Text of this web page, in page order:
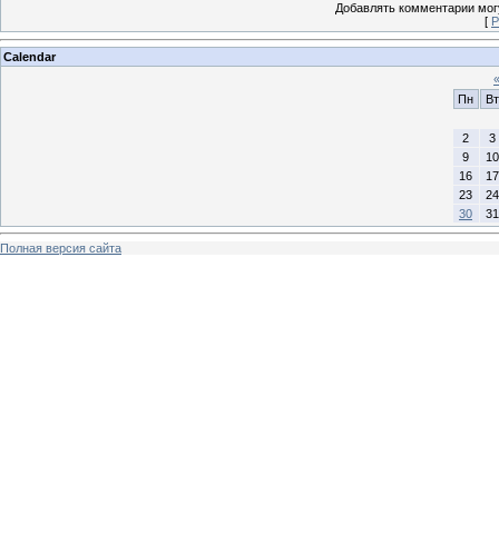
Добавлять комментарии
[
Calendar
«
Пн
Вт
2
3
9
10
16
17
23
24
30
31
Полная версия сайта